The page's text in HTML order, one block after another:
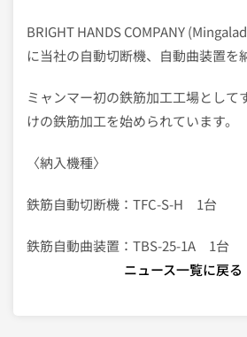
BRIGHT HANDS COMPANY
に当社の自動切断機、自動曲装置を
ミャンマー初の鉄筋加工工場として
けの鉄筋加工を始められています。
〈納入機種〉
鉄筋自動切断機：TFC-S-H 1台
鉄筋自動曲装置：TBS-25-1A 1台
ニュース一覧に戻る